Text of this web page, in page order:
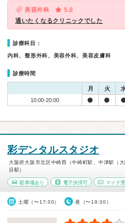
美容外科
5.0
通いたくなるクリニックでした
診療科目：
内科、整形外科、美容外科、美容皮膚科
診療時間
月 火
10:00-20:00
彩デンタルスタジオ
大阪府大阪市北区中崎西（中崎町駅、中津駅（
目駅）
駐車場あり 電子決済可 マイナ
土曜（〜17:00） 夜（〜19:30）